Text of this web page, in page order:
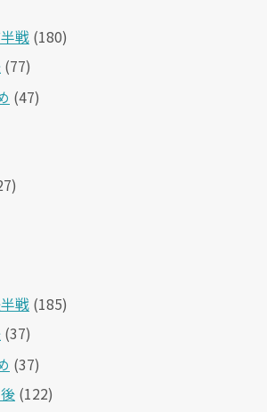
戦 (180)
(77)
(47)
戦 (185)
(37)
(37)
(122)